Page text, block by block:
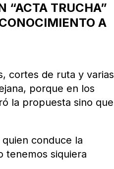
“ACTA TRUCHA”
A
cortes de ruta y varias
porque en los
la propuesta sino que
conduce la
tenemos siquiera